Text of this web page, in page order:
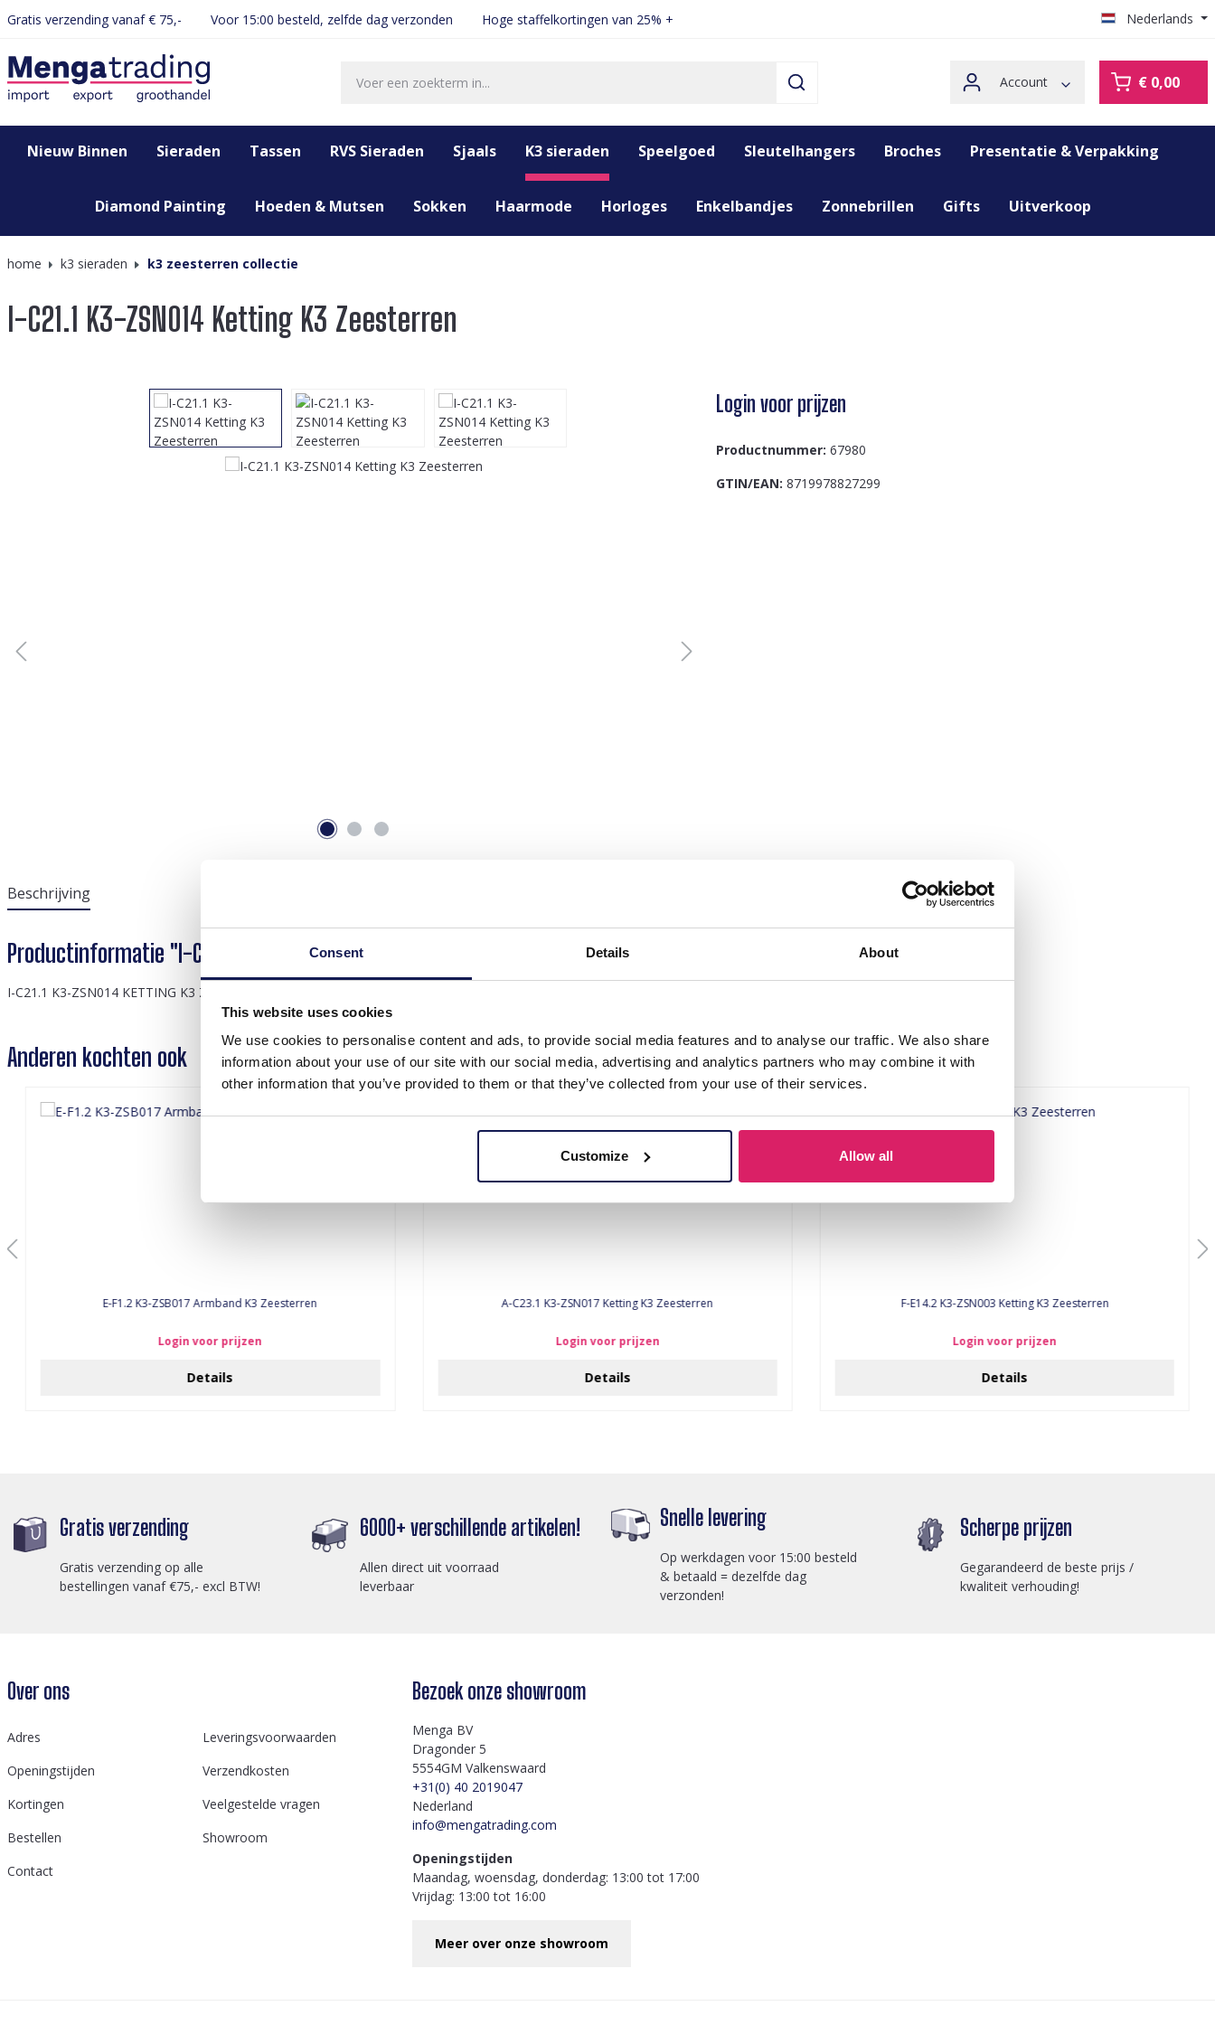
Consent Details About
This website uses cookies
We use cookies to personalise content and ads, to provide social media features and to analyse our traffic. We also share
information about your use of our site with our social media, advertising and analytics partners who may combine it with
other information that you’ve provided to them or that they’ve collected from your use of their services.
Customize Allow all
Ga naar de hoofdnavigatie
Gratis verzending vanaf € 75,- Voor 15:00 besteld, zelfde dag verzonden Hoge staffelkortingen van 25% + Nederlands
Account € 0,00
Nieuw Binnen Sieraden Tassen RVS Sieraden Sjaals K3 sieraden Speelgoed Sleutelhangers Broches Presentatie & Verpakking
Diamond Painting Hoeden & Mutsen Sokken Haarmode Horloges Enkelbandjes Zonnebrillen Gifts Uitverkoop
home k3 sieraden k3 zeesterren collectie
I-C21.1 K3-ZSN014 Ketting K3 Zeesterren
Afbeeldingengalerij overslaan Login voor prijzen
Productnummer: 67980
GTIN/EAN: 8719978827299
Beschrijving
Productinformatie "I-C21.1 K3-ZSN014 Ketting K3 Zeesterren"
I-C21.1 K3-ZSN014 KETTING K3 Zeesterren
Anderen kochten ook
E-F1.2 K3-ZSB017 Armband K3 Zeesterren
Login voor prijzen
Details
A-C23.1 K3-ZSN017 Ketting K3 Zeesterren
Login voor prijzen
Details
F-E14.2 K3-ZSN003 Ketting K3 Zeesterren
Login voor prijzen
Details
Gratis verzending
Gratis verzending op alle
bestellingen vanaf €75,- excl BTW!
6000+ verschillende artikelen!
Allen direct uit voorraad
leverbaar
Snelle levering
Op werkdagen voor 15:00 besteld
& betaald = dezelfde dag
verzonden!
Scherpe prijzen
Gegarandeerd de beste prijs /
kwaliteit verhouding!
Over ons
Adres
Leveringsvoorwaarden
Openingstijden
Verzendkosten
Kortingen
Veelgestelde vragen
Bestellen
Showroom
Contact
Bezoek onze showroom
Menga BV
Dragonder 5
5554GM Valkenswaard
+31(0) 40 2019047
Nederland
info@mengatrading.com
Openingstijden
Maandag, woensdag, donderdag: 13:00 tot 17:00
Vrijdag: 13:00 tot 16:00
Meer over onze showroom